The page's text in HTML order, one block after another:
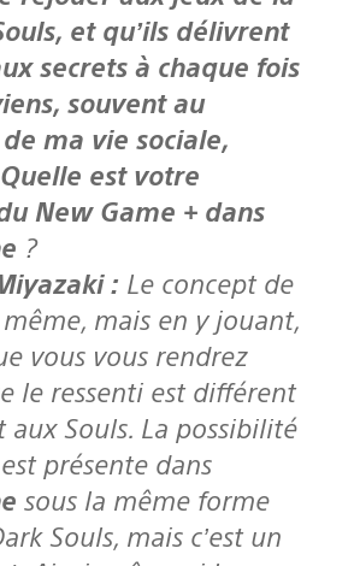
et qu’ils délivrent
secrets à chaque fois
souvent au
ma vie sociale,
est votre
New Game + dans
?
: Le concept de
mais en y jouant,
vous vous rendrez
le ressenti est différent
aux Souls. La possibilité
présente dans
sous la même forme
Souls, mais c’est un